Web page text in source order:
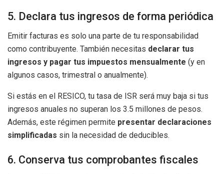
5. Declara tus ingresos de forma periódica
Emitir facturas es solo una parte de tu responsabilidad
como contribuyente. También necesitas declarar tus
ingresos y pagar tus impuestos mensualmente (y en
algunos casos, trimestral o anualmente).
Si estás en el RESICO, tu tasa de ISR será muy baja si tus
ingresos anuales no superan los 3.5 millones de pesos.
Además, este régimen permite presentar declaraciones
simplificadas sin la necesidad de deducibles.
6. Conserva tus comprobantes fiscales